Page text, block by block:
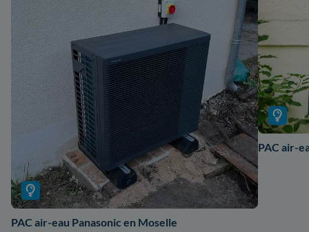
PAC air-eau Panasonic en Moselle
PAC air-